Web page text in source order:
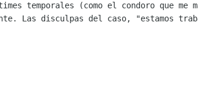
temporales (como el condoro que me
Las disculpas del caso, "estamos